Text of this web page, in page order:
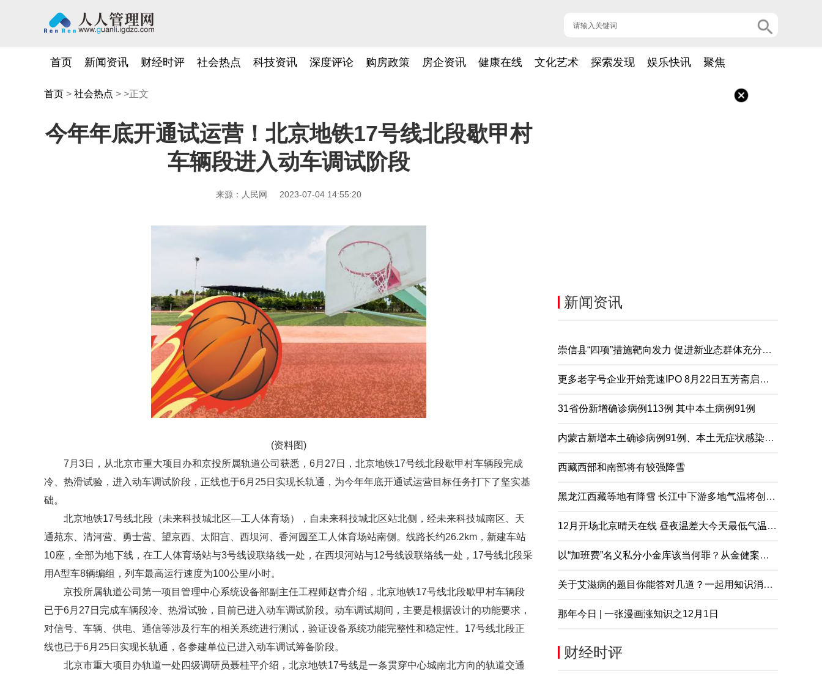
首页 新闻资讯 财经时评 社会热点 科技资讯 深度评论 购房政策 房企资讯 健康在线 文化艺术 探索发现 娱乐快讯 聚焦
首页 > 社会热点 > >正文
今年年底开通试运营！北京地铁17号线北段歇甲村
车辆段进入动车调试阶段
来源：人民网 2023-07-04 14:55:20
(资料图)
7月3日，从北京市重大项目办和京投所属轨道公司获悉，6月27日，北京地铁17号线北段歇甲村车辆段完成
冷、热滑试验，进入动车调试阶段，正线也于6月25日实现长轨通，为今年年底开通试运营目标任务打下了坚实基
础。
北京地铁17号线北段（未来科技城北区—工人体育场），自未来科技城北区站北侧，经未来科技城南区、天
通苑东、清河营、勇士营、望京西、太阳宫、西坝河、香河园至工人体育场站南侧。线路长约26.2km，新建车站
10座，全部为地下线，在工人体育场站与3号线设联络线一处，在西坝河站与12号线设联络线一处，17号线北段采
用A型车8辆编组，列车最高运行速度为100公里/小时。
京投所属轨道公司第一项目管理中心系统设备部副主任工程师赵青介绍，北京地铁17号线北段歇甲村车辆段
已于6月27日完成车辆段冷、热滑试验，目前已进入动车调试阶段。动车调试期间，主要是根据设计的功能要求，
对信号、车辆、供电、通信等涉及行车的相关系统进行测试，验证设备系统功能完整性和稳定性。17号线北段正
线也已于6月25日实现长轨通，各参建单位已进入动车调试筹备阶段。
北京市重大项目办轨道一处四级调研员聂桂平介绍，北京地铁17号线是一条贯穿中心城南北方向的轨道交通
新闻资讯
崇信县“四项”措施靶向发力 促进新业态群体充分就业
更多老字号企业开始竞速IPO 8月22日五芳斋启动申购
31省份新增确诊病例113例 其中本土病例91例
内蒙古新增本土确诊病例91例、本土无症状感染者2例
西藏西部和南部将有较强降雪
黑龙江西藏等地有降雪 长江中下游多地气温将创下半年来新低
12月开场北京晴天在线 昼夜温差大今天最低气温仅-5℃
以“加班费”名义私分小金库该当何罪？从金健案说起
关于艾滋病的题目你能答对几道？一起用知识消除误解
那年今日 | 一张漫画涨知识之12月1日
财经时评